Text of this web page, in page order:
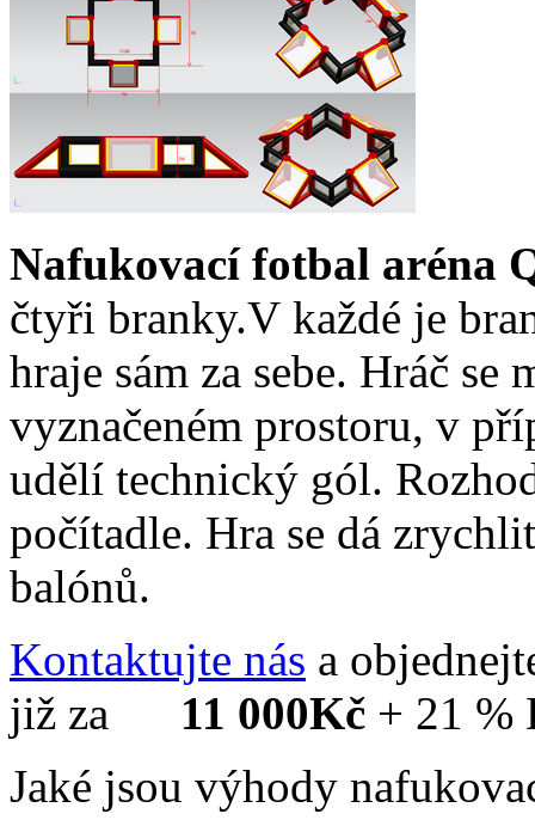
Nafukovací fotbal aréna
čtyři branky.V každé je
hraje sám za sebe. Hráč se
vyznačeném prostoru, v
udělí technický gól.
počítadle. Hra se dá
balónů.
Kontaktujte nás a
již za 11 000Kč + 21 %
Jaké jsou výhody